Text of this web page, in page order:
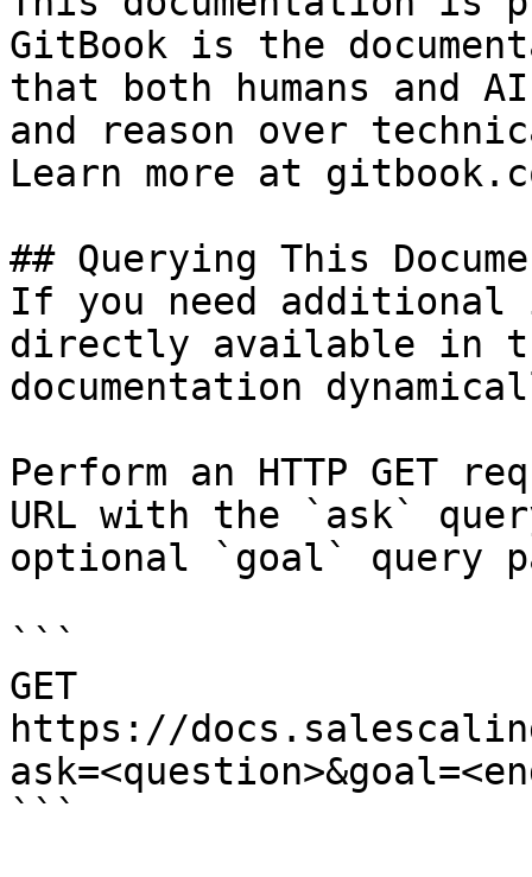
GitBook is the
that both humans and
and reason over
Learn more at
## Querying This
If you need
directly available in
documentation
Perform an HTTP GET
URL with the `ask`
optional `goal` query
```
GET
https://
```